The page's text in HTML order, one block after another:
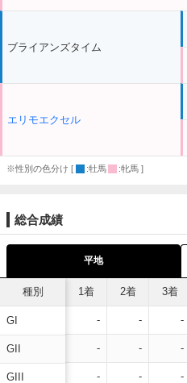
ブライアンズタイム
エリモエクセル
※性別の色分け [ :牡馬 :牝馬 ]
総合成績
平地
種別
GI
GII
GIII
1着 2着 3着
- - -
- - -
- - -